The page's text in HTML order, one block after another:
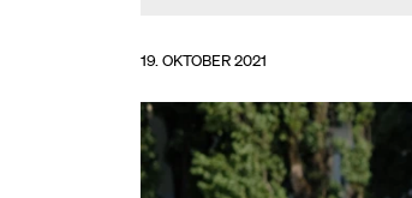
19. OKTOBER 2021